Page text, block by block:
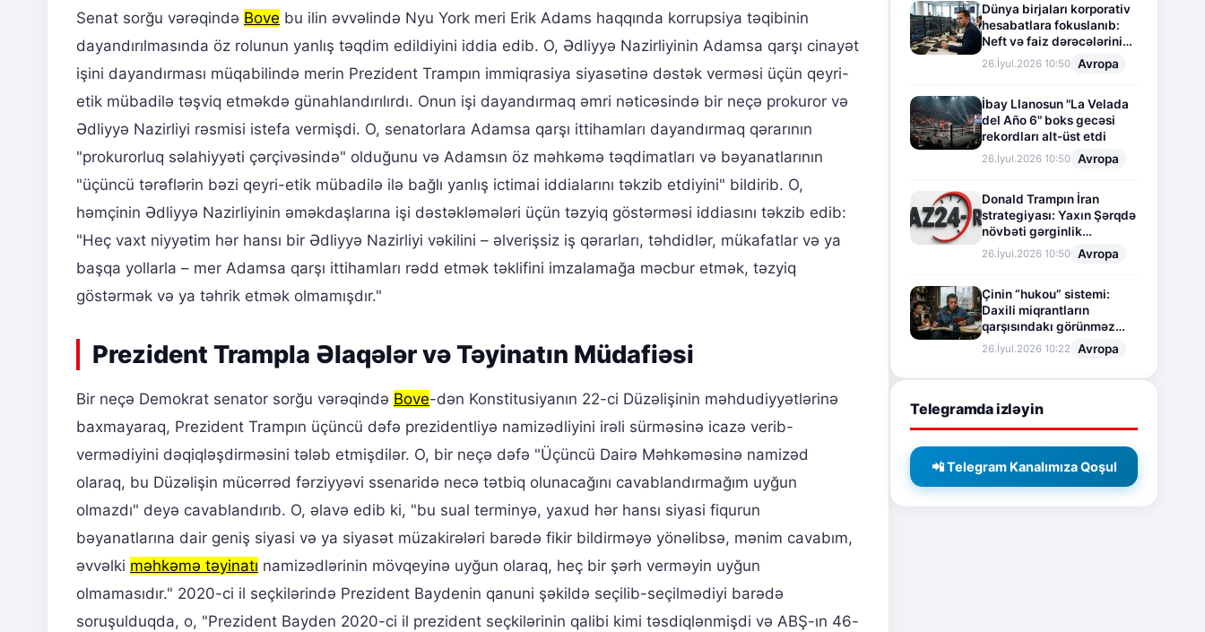
Senat sorğu vərəqində Bove bu ilin əvvəlində Nyu York meri Erik Adams haqqında korrupsiya təqibinin
dayandırılmasında öz rolunun yanlış təqdim edildiyini iddia edib. O, Ədliyyə Nazirliyinin Adamsa qarşı cinayət
işini dayandırması müqabilində merin Prezident Trampın immiqrasiya siyasətinə dəstək verməsi üçün qeyri-
etik mübadilə təşviq etməkdə günahlandırılırdı. Onun işi dayandırmaq əmri nəticəsində bir neçə prokuror və
Ədliyyə Nazirliyi rəsmisi istefa vermişdi. O, senatorlara Adamsa qarşı ittihamları dayandırmaq qərarının
"prokurorluq səlahiyyəti çərçivəsində" olduğunu və Adamsın öz məhkəmə təqdimatları və bəyanatlarının
"üçüncü tərəflərin bəzi qeyri-etik mübadilə ilə bağlı yanlış ictimai iddialarını təkzib etdiyini" bildirib. O,
həmçinin Ədliyyə Nazirliyinin əməkdaşlarına işi dəstəkləmələri üçün təzyiq göstərməsi iddiasını təkzib edib:
"Heç vaxt niyyətim hər hansı bir Ədliyyə Nazirliyi vəkilini – əlverişsiz iş qərarları, təhdidlər, mükafatlar və ya
başqa yollarla – mer Adamsa qarşı ittihamları rədd etmək təklifini imzalamağa məcbur etmək, təzyiq
göstərmək və ya təhrik etmək olmamışdır."
Prezident Trampla Əlaqələr və Təyinatın Müdafiəsi
Bir neçə Demokrat senator sorğu vərəqində Bove-dən Konstitusiyanın 22-ci Düzəlişinin məhdudiyyətlərinə
baxmayaraq, Prezident Trampın üçüncü dəfə prezidentliyə namizədliyini irəli sürməsinə icazə verib-
vermədiyini dəqiqləşdirməsini tələb etmişdilər. O, bir neçə dəfə "Üçüncü Dairə Məhkəməsinə namizəd
olaraq, bu Düzəlişin mücərrəd fərziyyəvi ssenaridə necə tətbiq olunacağını cavablandırmağım uyğun
olmazdı" deyə cavablandırıb. O, əlavə edib ki, "bu sual terminyə, yaxud hər hansı siyasi fiqurun
bəyanatlarına dair geniş siyasi və ya siyasət müzakirələri barədə fikir bildirməyə yönəlibsə, mənim cavabım,
əvvəlki məhkəmə təyinatı namizədlərinin mövqeyinə uyğun olaraq, heç bir şərh verməyin uyğun
olmamasıdır." 2020-ci il seçkilərində Prezident Baydenin qanuni şəkildə seçilib-seçilmədiyi barədə
soruşulduqda, o, "Prezident Bayden 2020-ci il prezident seçkilərinin qalibi kimi təsdiqlənmişdi və ABŞ-ın 46-
Dünya birjaları korporativ
hesabatlara fokuslanıb:
Neft və faiz dərəcələrinin
təsiri altında cari vəziyyət
26.İyul.2026 10:50 Avropa
İbay Llanosun "La Velada
del Año 6" boks gecəsi
rekordları alt-üst etdi
26.İyul.2026 10:50 Avropa
Donald Trampın İran
strategiyası: Yaxın Şərqdə
növbəti gərginlik
mərhələsi
26.İyul.2026 10:50 Avropa
Çinin “hukou” sistemi:
Daxili miqrantların
qarşısındakı görünməz
sədd
26.İyul.2026 10:22 Avropa
Telegramda izləyin
📲 Telegram Kanalımıza Qoşul